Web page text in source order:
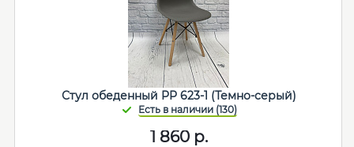
Стул обеденный PP 623-1 (Темно-серый)
1 860р.